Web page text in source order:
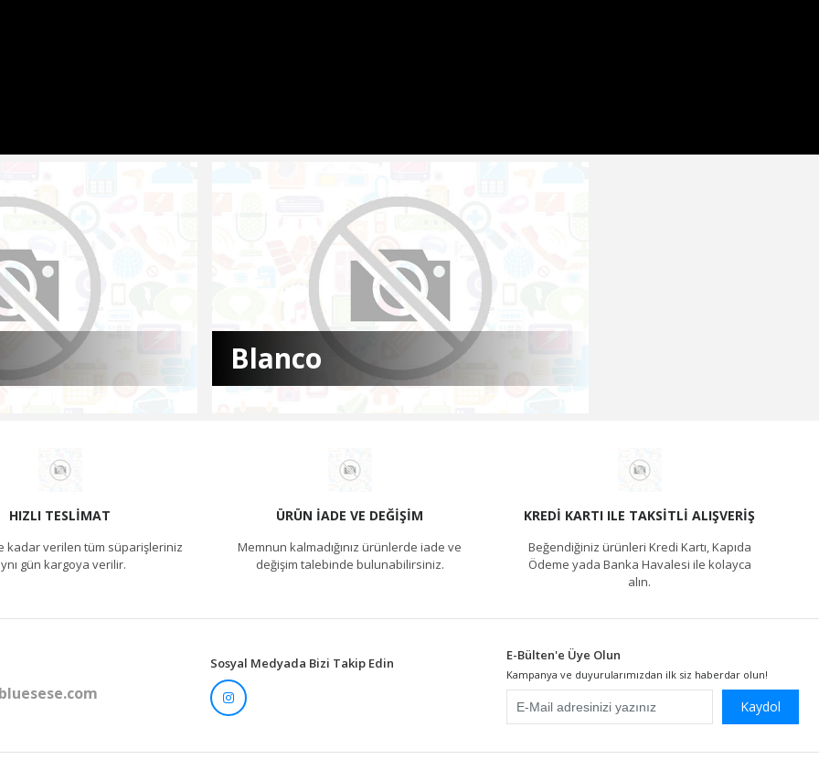
Blanco
HIZLI TESLIMAT
kadar verilen tüm süparişleriniz
gün kargoya verilir.
ÜRÜN İADE VE DEĞIŞIM
Memnun kalmadığınız ürünlerde iade ve
değişim talebinde bulunabilirsiniz.
KREDI KARTI ILE TAKSITLI ALIŞVERIŞ
Beğendiğiniz ürünleri Kredi Kartı, Kapıda
Ödeme yada Banka Havalesi ile kolayca
alın.
Sosyal Medyada Bizi Takip Edin E-Bülten'e Üye Olun
Kampanya ve duyurularımızdan ilk siz haberdar olun!
Kaydol